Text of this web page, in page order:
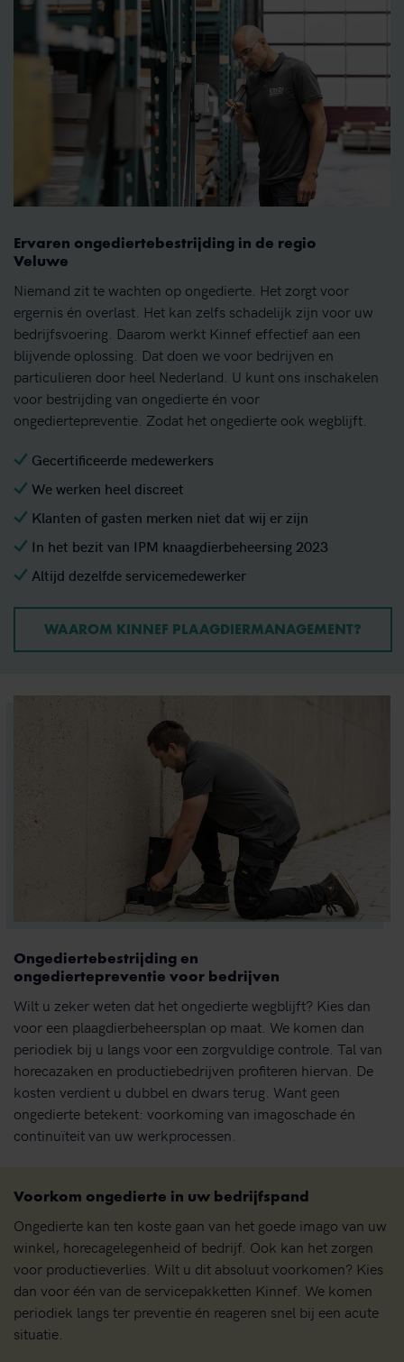
Ervaren ongediertebestrijding in de regio
Veluwe
Niemand zit te wachten op ongedierte. Het zorgt voor
ergernis én overlast. Het kan zelfs schadelijk zijn voor uw
bedrijfsvoering. Daarom werkt Kinnef effectief aan een
blijvende oplossing. Dat doen we voor bedrijven en
particulieren door heel Nederland. U kunt ons inschakelen
voor bestrijding van ongedierte én voor
ongediertepreventie. Zodat het ongedierte ook wegblijft.
Gecertificeerde medewerkers
We werken heel discreet
Klanten of gasten merken niet dat wij er zijn
In het bezit van IPM knaagdierbeheersing 2023
Altijd dezelfde servicemedewerker
WAAROM KINNEF PLAAGDIERMANAGEMENT?
Ongediertebestrijding en
ongediertepreventie voor bedrijven
Wilt u zeker weten dat het ongedierte wegblijft? Kies dan
voor een plaagdierbeheersplan op maat. We komen dan
periodiek bij u langs voor een zorgvuldige controle. Tal van
horecazaken en productiebedrijven profiteren hiervan. De
kosten verdient u dubbel en dwars terug. Want geen
ongedierte betekent: voorkoming van imagoschade én
continuïteit van uw werkprocessen.
Voorkom ongedierte in uw bedrijfspand
Ongedierte kan ten koste gaan van het goede imago van uw
winkel, horecagelegenheid of bedrijf. Ook kan het zorgen
voor productieverlies. Wilt u dit absoluut voorkomen? Kies
dan voor één van de servicepakketten Kinnef. We komen
periodiek langs ter preventie én reageren snel bij een acute
situatie.